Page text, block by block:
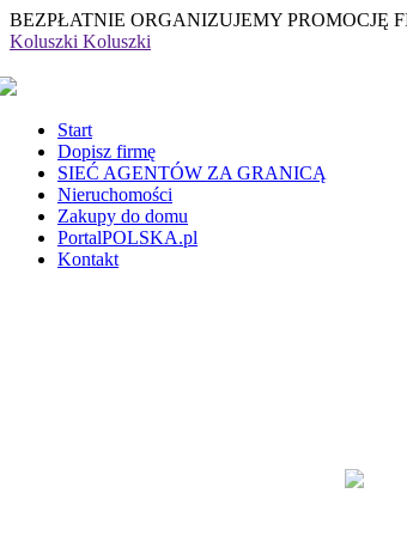
BEZPŁATNIE ORGANIZUJEMY PROMOCJĘ
Koluszki Koluszki
Start
Dopisz firmę
SIEĆ AGENTÓW ZA GRANICĄ
Nieruchomości
Zakupy do domu
PortalPOLSKA.pl
Kontakt